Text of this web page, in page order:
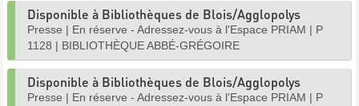
Disponible à Bibliothèques de Blois/Agglopolys
Presse | En réserve - Adressez-vous à l'Espace PRIAM | P
1128 | BIBLIOTHÈQUE ABBÉ-GRÉGOIRE
Disponible à Bibliothèques de Blois/Agglopolys
Presse | En réserve - Adressez-vous à l'Espace PRIAM | P